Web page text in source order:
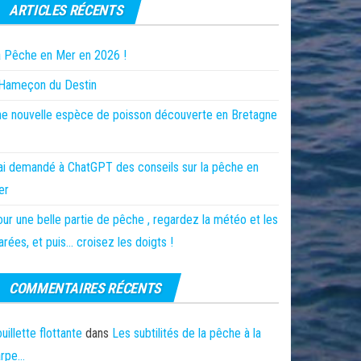
ARTICLES RÉCENTS
Pêche en Mer en 2026 !
du Destin
nouvelle espèce de poisson découverte en Bretagne
demandé à ChatGPT des conseils sur la pêche en
une belle partie de pêche , regardez la météo et les
et puis… croisez les doigts !
COMMENTAIRES RÉCENTS
flottante dans Les subtilités de la pêche à la